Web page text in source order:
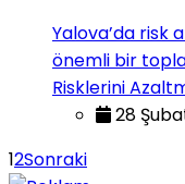
Yalova’da risk
önemli bir
Risklerini
28
12Sonraki